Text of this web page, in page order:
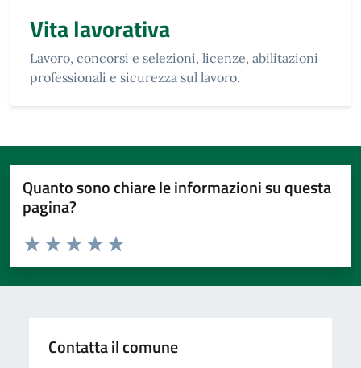
Vita lavorativa
Lavoro, concorsi e selezioni, licenze, abilitazioni
professionali e sicurezza sul lavoro.
Quanto sono chiare le informazioni su questa
pagina?
Valuta da 1 a 5 stelle la pagina
Valuta 5 stelle su 5
Valuta 4 stelle su 5
Valuta 3 stelle su 5
Valuta 2 stelle su 5
Valuta 1 stelle su 5
Contatta il comune